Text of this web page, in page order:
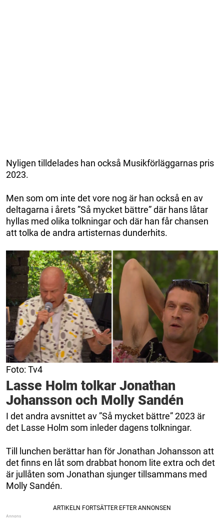
Nyligen tilldelades han också Musikförläggarnas pris
2023.
Men som om inte det vore nog är han också en av
deltagarna i årets ”Så mycket bättre” där hans låtar
hyllas med olika tolkningar och där han får chansen
att tolka de andra artisternas dunderhits.
Foto: Tv4
Lasse Holm tolkar Jonathan
Johansson och Molly Sandén
I det andra avsnittet av ”Så mycket bättre” 2023 är
det Lasse Holm som inleder dagens tolkningar.
Till lunchen berättar han för Jonathan Johansson att
det finns en låt som drabbat honom lite extra och det
är jullåten som Jonathan sjunger tillsammans med
Molly Sandén.